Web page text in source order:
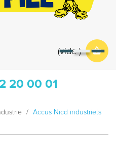
vide
20 00 01
Accus Nicd industriels